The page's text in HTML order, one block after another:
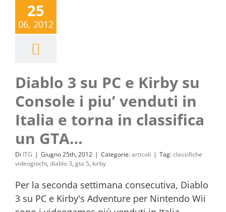
25
06, 2012
Diablo 3 su PC e Kirby su
Console i piu’ venduti in
Italia e torna in classifica
un GTA…
Di ITG | Giugno 25th, 2012 | Categorie:articoli | Tag:classifiche
videogiochi, diablo 3, gta 5, kirby
Per la seconda settimana consecutiva, Diablo
3 su PC e Kirby's Adventure per Nintendo Wii